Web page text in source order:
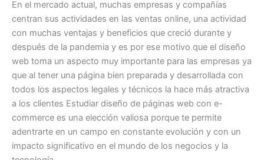
En el mercado actual, muchas empresas y compañías
centran sus actividades en las ventas online, una actividad
con muchas ventajas y beneficios que creció durante y
después de la pandemia y es por ese motivo que el diseño
web toma un aspecto muy importante para las empresas ya
que al tener una página bien preparada y desarrollada con
todos los aspectos legales y técnicos la hace más atractiva
a los clientes Estudiar diseño de páginas web con e-
commerce es una elección valiosa porque te permite
adentrarte en un campo en constante evolución y con un
impacto significativo en el mundo de los negocios y la